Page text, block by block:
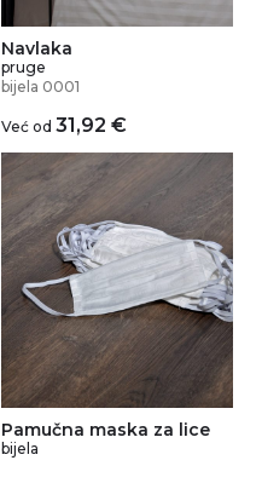
Navlaka
pruge
bijela 0001
Već od 31,92 €
Pamučna maska za lice
bijela